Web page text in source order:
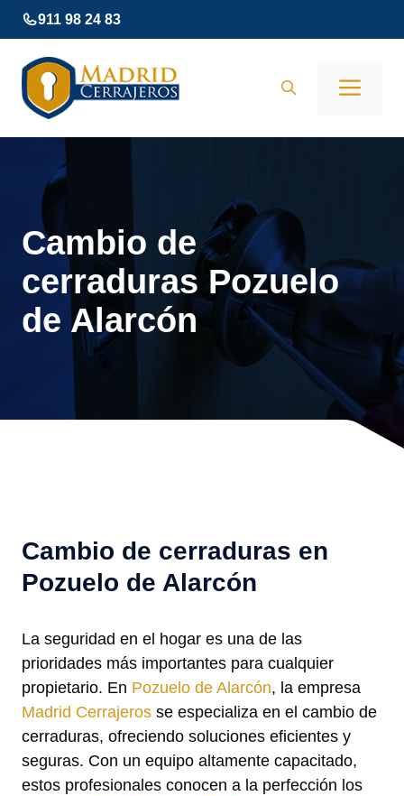
Saltar
al
contenido
911 98 24 83
Cambio de
cerraduras Pozuelo
de Alarcón
Cambio de cerraduras en
Pozuelo de Alarcón
La seguridad en el hogar es una de las
prioridades más importantes para cualquier
propietario. En Pozuelo de Alarcón, la empresa
Madrid Cerrajeros se especializa en el cambio de
cerraduras, ofreciendo soluciones eficientes y
seguras. Con un equipo altamente capacitado,
estos profesionales conocen a la perfección los